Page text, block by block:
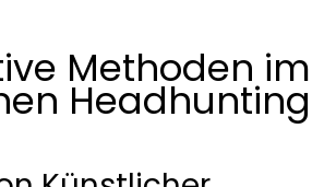
Methoden im
Headhunting